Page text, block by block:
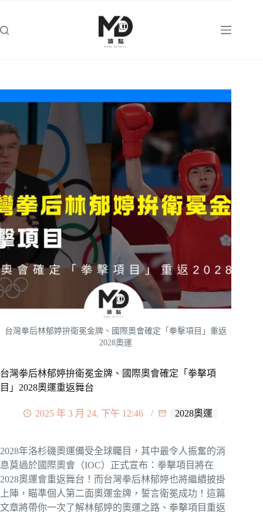
主
台灣拳后林郁婷拚衛冕金牌、國際奧會確定「拳擊項目」重返
2028奧運
台灣拳后林郁婷拚衛冕金牌、國際奧會確定「拳擊項
目」2028奧運重返舞台
2025 年 3 月 24, 下午 12:46 2028奧運
2028年洛杉磯奧運備受全球矚目，其中最令人振奮的消
息莫過於國際奧會（IOC）正式宣布：拳擊項目將在
2028奧運會重返舞台！而台灣拳后林郁婷也將繼續披掛
上陣，瞄準個人第二面奧運金牌，誓言衛冕成功！這篇
文章將帶你一次了解林郁婷的奧運之路、拳擊項目重返